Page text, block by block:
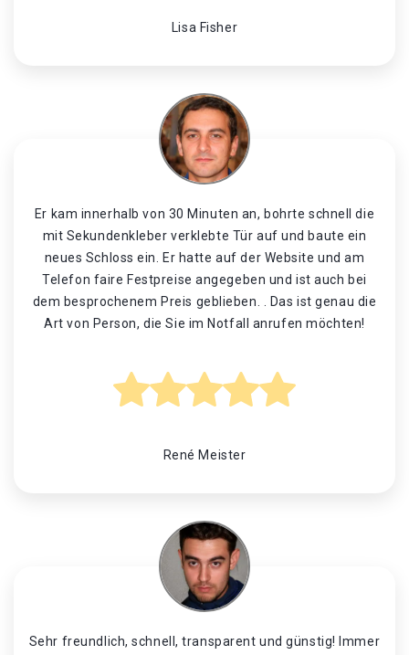
Lisa Fisher
Er kam innerhalb von 30 Minuten an, bohrte schnell die
mit Sekundenkleber verklebte Tür auf und baute ein
neues Schloss ein. Er hatte auf der Website und am
Telefon faire Festpreise angegeben und ist auch bei
dem besprochenem Preis geblieben. . Das ist genau die
Art von Person, die Sie im Notfall anrufen möchten!
René Meister
Sehr freundlich, schnell, transparent und günstig! Immer